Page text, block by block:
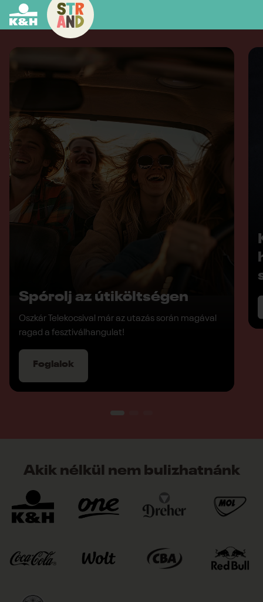
Spórolj az útiköltségen
Oszkár Telekocsival már az utazás során magával
ragad a fesztiválhangulat!
Foglalok
Akik nélkül nem bulizhatnánk